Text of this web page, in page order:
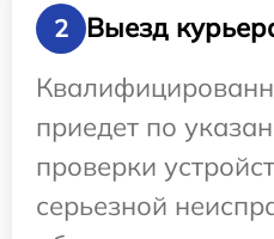
2
Выезд
приедет по
проверки
серьезной